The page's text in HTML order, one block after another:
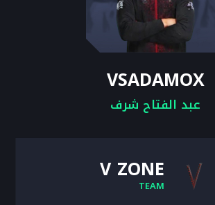
VSADAMOX
عبد الفتاح شرف
V ZONE
TEAM